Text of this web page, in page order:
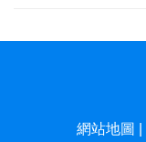
網站地圖